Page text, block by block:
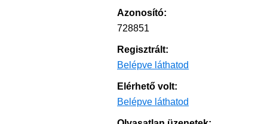
Azonosító:
728851
Regisztrált:
Belépve láthatod
Elérhető volt:
Belépve láthatod